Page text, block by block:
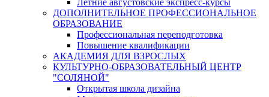
Летние августовские экспресс-курсы
ДОПОЛНИТЕЛЬНОЕ ПРОФЕССИОНАЛЬНОЕ
ОБРАЗОВАНИЕ
Профессиональная переподготовка
Повышение квалификации
АКАДЕМИЯ ДЛЯ ВЗРОСЛЫХ
КУЛЬТУРНО-ОБРАЗОВАТЕЛЬНЫЙ ЦЕНТР
"СОЛЯНОЙ"
Открытая школа дизайна